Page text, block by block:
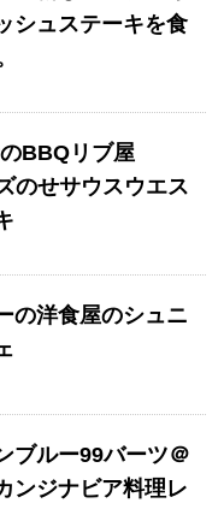
シュステーキを食
BBQリブ屋
のせサウスウエス
の洋食屋のシュニ
ブルー99バーツ＠
ンジナビア料理レ